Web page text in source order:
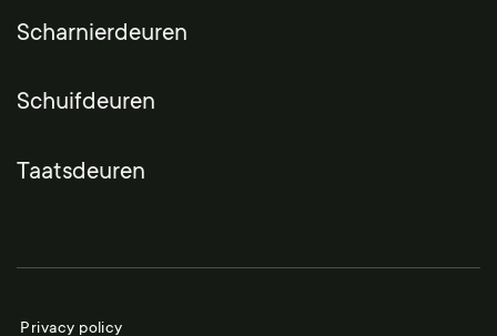
Scharnierdeuren
Schuifdeuren
Taatsdeuren
Privacy policy